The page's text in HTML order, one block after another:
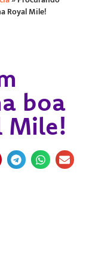
Royal Mile!
boa
Mile!